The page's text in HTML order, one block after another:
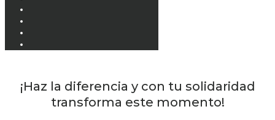
¡Haz la diferencia y con tu solidaridad
transforma este momento!